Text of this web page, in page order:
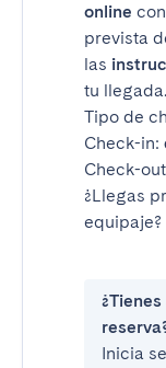
online
prevista
las
tu llegada.
Tipo de
Check-in:
Check-
¿Llegas
equipaje?
Inicia